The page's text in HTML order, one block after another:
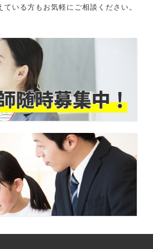
いる方もお気軽にご相談ください。